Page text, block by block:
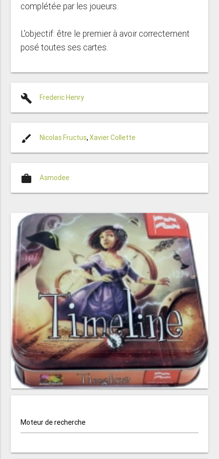
complétée par les joueurs.
L'objectif: être le premier à avoir correctement
posé toutes ses cartes.
build Frederic Henry
brush Nicolas Fructus,Xavier Collette
work Asmodee
Moteur de recherche